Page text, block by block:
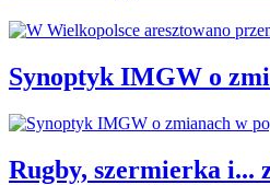
Synoptyk IMGW o
Rugby, szermierka